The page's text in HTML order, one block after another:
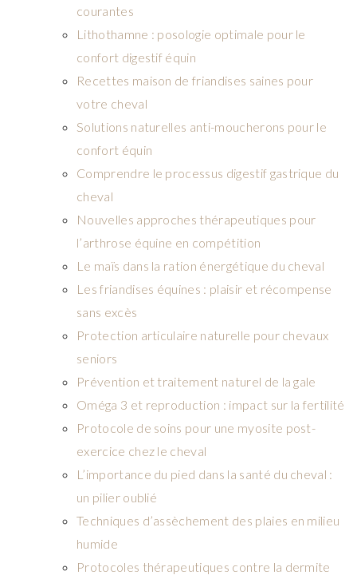
courantes
Lithothamne : posologie optimale pour le
confort digestif équin
Recettes maison de friandises saines pour
votre cheval
Solutions naturelles anti-moucherons pour le
confort équin
Comprendre le processus digestif gastrique du
cheval
Nouvelles approches thérapeutiques pour
l’arthrose équine en compétition
Le maïs dans la ration énergétique du cheval
Les friandises équines : plaisir et récompense
sans excès
Protection articulaire naturelle pour chevaux
seniors
Prévention et traitement naturel de la gale
Oméga 3 et reproduction : impact sur la fertilité
Protocole de soins pour une myosite post-
exercice chez le cheval
L’importance du pied dans la santé du cheval :
un pilier oublié
Techniques d’assèchement des plaies en milieu
humide
Protocoles thérapeutiques contre la dermite